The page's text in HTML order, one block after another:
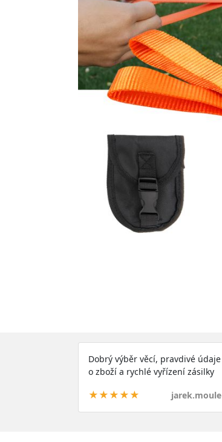
Dobrý výběr věcí, pravdivé údaje
o zboží a rychlé vyřízení zásilky
★★★★★ jarek.moule